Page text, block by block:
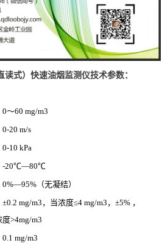
读式）快速油烟监测仪技术参数：
0～60 mg/m3
0-20 m/s
0-10 kPa
-20℃—80℃
0%—95%（无凝结）
±0.2 mg/m3，当浓度≤4 mg/m3，±5% ，
度>4mg/m3
0.1 mg/m3